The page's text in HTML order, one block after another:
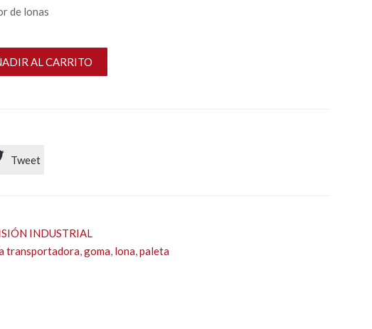
de lonas
AL CARRITO
Tweet
INDUSTRIAL
transportadora,goma, lona,paleta